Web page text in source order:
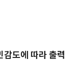
감도에 따라 출력